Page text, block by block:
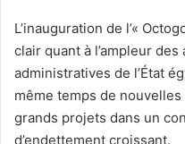
L’inauguration de l’«
clair quant à l’ampleur
administratives de l’État
même temps de
grands projets dans un
d’endettement croissant.